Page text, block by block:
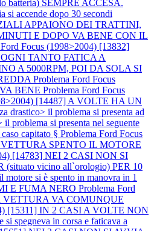
batteria) SEMPRE ACCESA.
accende dopo 30 secondi
APPAIONO DEI TRATTINI,
E DOPO VA BENE CON IL
Focus (1998>2004) [13832]
OGNI TANTO FATICA A
A 5000RPM, POI DA SOLA SI
Problema Ford Focus
BENE Problema Ford Focus
[14487] A VOLTE HA UN
il problema si presenta ad
problema si presenta nel seguente
capitato § Problema Ford Focus
SPENTO IL MOTORE
[14783] NEI 2 CASI NON SI
vicino all`orologio) PER 10
si è spento in manovra in 1
E FUMA NERO Problema Ford
VETTURA VA COMUNQUE
[15311] IN 2 CASI A VOLTE NON
spegneva in corsa e faticava a